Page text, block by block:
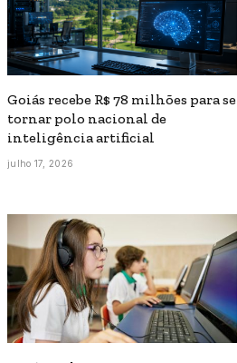
Goiás recebe R$ 78 milhões para se
tornar polo nacional de
inteligência artificial
julho 17, 2026